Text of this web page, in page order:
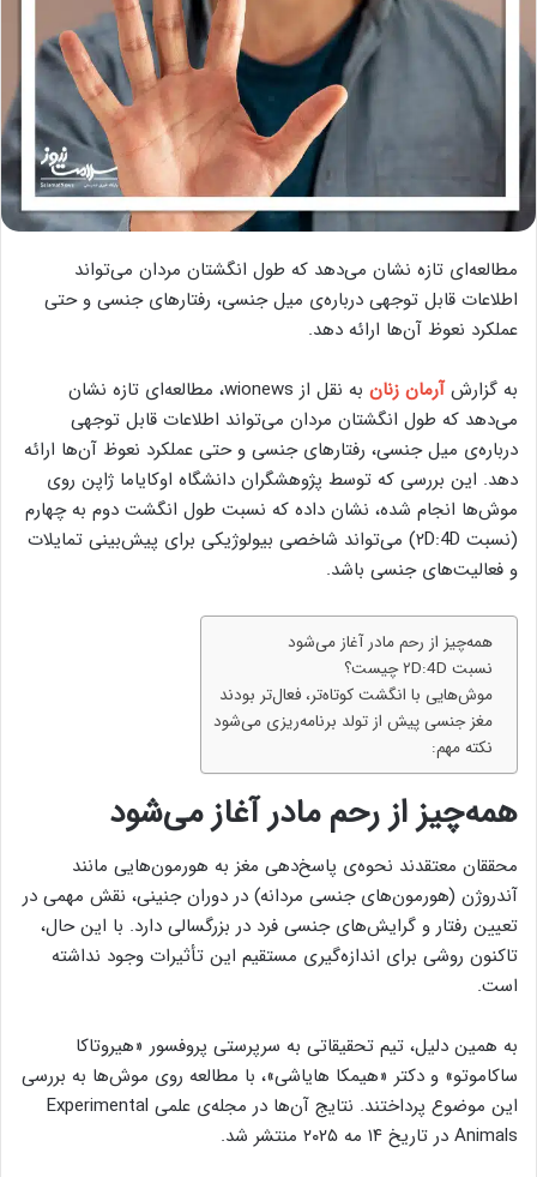
مطالعه‌ای تازه نشان می‌دهد که طول انگشتان مردان می‌تواند
اطلاعات قابل توجهی درباره‌ی میل جنسی، رفتارهای جنسی و حتی
عملکرد نعوظ آن‌ها ارائه دهد.
به گزارشآرمان زنان
به نقل از wionews، مطالعه‌ای تازه نشان
می‌دهد که طول انگشتان مردان می‌تواند اطلاعات قابل توجهی
درباره‌ی میل جنسی، رفتارهای جنسی و حتی عملکرد نعوظ آن‌ها ارائه
دهد. این بررسی که توسط پژوهشگران دانشگاه اوکایاما ژاپن روی
موش‌ها انجام شده، نشان داده که نسبت طول انگشت دوم به چهارم
(نسبت ۲D:4D) می‌تواند شاخصی بیولوژیکی برای پیش‌بینی تمایلات
و فعالیت‌های جنسی باشد.
همه‌چیز از رحم مادر آغاز می‌شود
نسبت ۲D:4D چیست؟
موش‌هایی با انگشت کوتاه‌تر، فعال‌تر بودند
مغز جنسی پیش از تولد برنامه‌ریزی می‌شود
نکته مهم:
همه‌چیز از رحم مادر آغاز می‌شود
محققان معتقدند نحوه‌ی پاسخ‌دهی مغز به هورمون‌هایی مانند
آندروژن (هورمون‌های جنسی مردانه) در دوران جنینی، نقش مهمی در
تعیین رفتار و گرایش‌های جنسی فرد در بزرگسالی دارد. با این حال،
تاکنون روشی برای اندازه‌گیری مستقیم این تأثیرات وجود نداشته
است.
به همین دلیل، تیم تحقیقاتی به سرپرستی پروفسور «هیروتاکا
ساکاموتو» و دکتر «هیمکا هایاشی»، با مطالعه روی موش‌ها به بررسی
این موضوع پرداختند. نتایج آن‌ها در مجله‌ی علمی Experimental
Animals در تاریخ ۱۴ مه ۲۰۲۵ منتشر شد.